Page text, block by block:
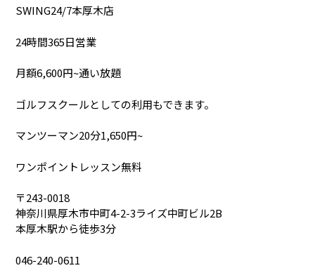
SWING24/7本厚木店
24時間365日営業
月額6,600円~通い放題
ゴルフスクールとしての利用もできます。
マンツーマン20分1,650円~
ワンポイントレッスン無料
〒243-0018
神奈川県厚木市中町4-2-3ライズ中町ビル2B
本厚木駅から徒歩3分
046-240-0611